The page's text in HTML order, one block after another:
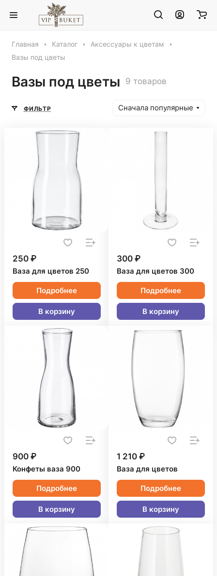
Главная Каталог
Аксессуары к цветам
Вазы под цветы
Вазы под цветы 9 товаров
ФИЛЬТР Сначала популярные
250 ₽
Ваза для цветов 250
Подробнее
В корзину
300 ₽
Ваза для цветов 300
Подробнее
В корзину
900 ₽
Конфеты ваза 900
Подробнее
В корзину
1 210 ₽
Ваза для цветов
Подробнее
В корзину